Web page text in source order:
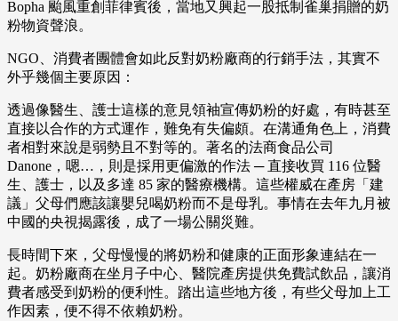
Bopha 颱風重創菲律賓後，當地又興起一股抵制雀巢捐贈的奶
粉物資聲浪。
NGO、消費者團體會如此反對奶粉廠商的行銷手法，其實不
外乎幾個主要原因：
透過像醫生、護士這樣的意見領袖宣傳奶粉的好處，有時甚至
直接以合作的方式運作，難免有失偏頗。在溝通角色上，消費
者相對來說是弱勢且不對等的。著名的法商食品公司
Danone，嗯…，則是採用更偏激的作法 ─ 直接收買 116 位醫
生、護士，以及多達 85 家的醫療機構。這些權威在產房「建
議」父母們應該讓嬰兒喝奶粉而不是母乳。事情在去年九月被
中國的央視揭露後，成了一場公關災難。
長時間下來，父母慢慢的將奶粉和健康的正面形象連結在一
起。奶粉廠商在坐月子中心、醫院產房提供免費試飲品，讓消
費者感受到奶粉的便利性。踏出這些地方後，有些父母加上工
作因素，便不得不依賴奶粉。